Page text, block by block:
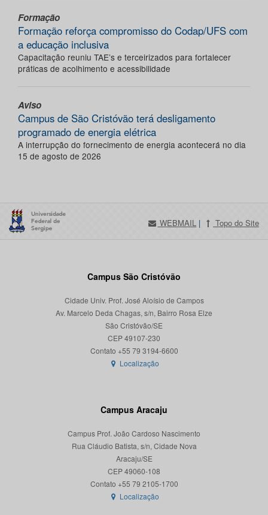
Formação
Formação reforça compromisso do Codap/UFS com
a educação inclusiva
Capacitação reuniu TAE’s e terceirizados para fortalecer
práticas de acolhimento e acessibilidade
Aviso
Campus de São Cristóvão terá desligamento
programado de energia elétrica
A interrupção do fornecimento de energia acontecerá no dia
15 de agosto de 2026
WEBMAIL | Topo do Site
Campus São Cristóvão
Cidade Univ. Prof. José Aloísio de Campos
Av. Marcelo Deda Chagas, s/n, Bairro Rosa Elze
São Cristóvão/SE
CEP 49107-230
Localização
Campus Aracaju
Campus Prof. João Cardoso Nascimento
Rua Cláudio Batista, s/n, Cidade Nova
Aracaju/SE
CEP 49060-108
Localização